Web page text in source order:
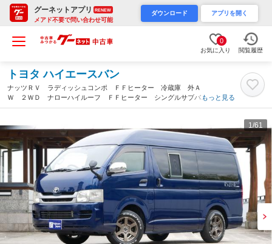
グーネットアプリ RENEW
メアド不要で問い合わせ可能
ダウンロード アプリを開く
0
お気に入り 閲覧履歴
トヨタ ハイエースバン
ナッツＲＶ ラディッシュコンポ ＦＦヒーター 冷蔵庫 外Ａ
Ｗ ２ＷＤ ナローハイルーフ ＦＦヒーター シングルサブバッ
テリー 走行充電 冷蔵庫 シンク ポリタンク メモリーナビ
もっと見る
1 /61